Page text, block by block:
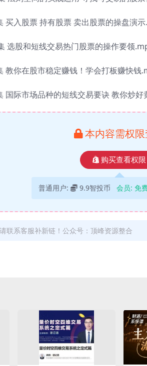
买入股票 持有股票 卖出股票的操盘演
选股和短线交易热门股票的操作要领
教你在股市稳定赚钱！学会打板赚快钱
国际市场品种的短线交易要诀 教你炒
本内容需权
购买查看权限
普通用户: 9.9智投币 会员: 免
联系客服补新链！公众号：顶峰资源整合